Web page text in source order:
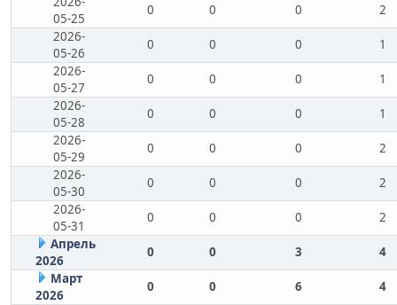
05-25
0 0 0
2
2026-
05-26
0 0 0
1
2026-
05-27
0 0 0
1
2026-
05-28
0 0 0
1
2026-
05-29
0 0 0
2
2026-
05-30
0 0 0
2
2026-
05-31
0 0 0
2
Апрель
2026
0 0 3
4
Март
2026
0 0 6 4